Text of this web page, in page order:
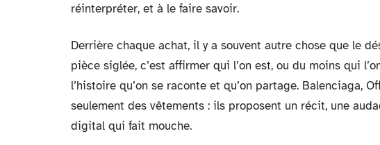
réinterpréter, et à le faire savoir.
Derrière chaque achat, il y a souvent autre chose que le
pièce siglée, c’est affirmer qui l’on est, ou du moins qui
l’histoire qu’on se raconte et qu’on partage. Balenciaga,
seulement des vêtements : ils proposent un récit, une
digital qui fait mouche.